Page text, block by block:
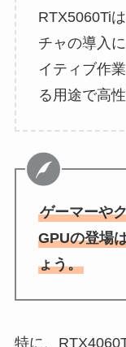
RTX5060Ti
チャの導入
イティブ作
る用途で高
ゲーマーや
GPUの登場
ょう。
特に、